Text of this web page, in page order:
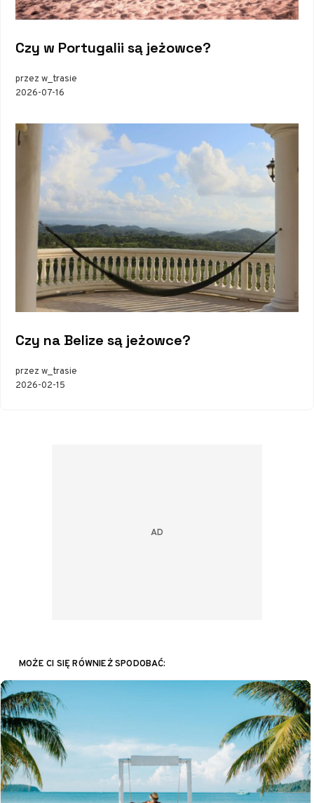
Czy w Portugalii są jeżowce?
przez w_trasie
2026-07-16
Czy na Belize są jeżowce?
przez w_trasie
2026-02-15
MOŻE CI SIĘ RÓWNIEŻ SPODOBAĆ: